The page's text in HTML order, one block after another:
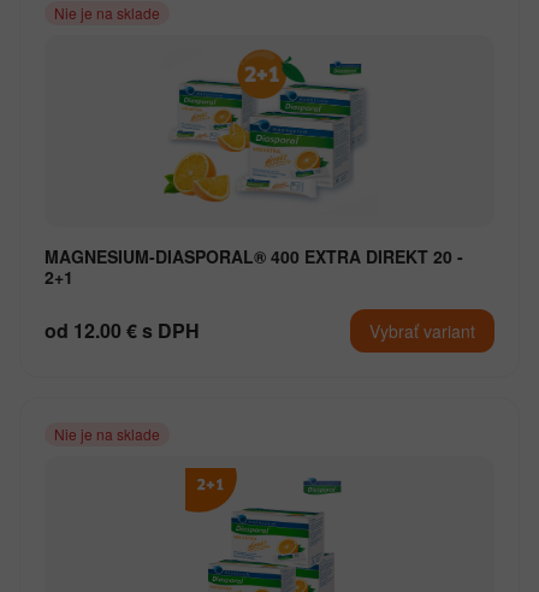
Nie je na sklade
MAGNESIUM-DIASPORAL® 400 EXTRA DIREKT 20 -
2+1
od 12.00 € s DPH Vybrať variant
Nie je na sklade